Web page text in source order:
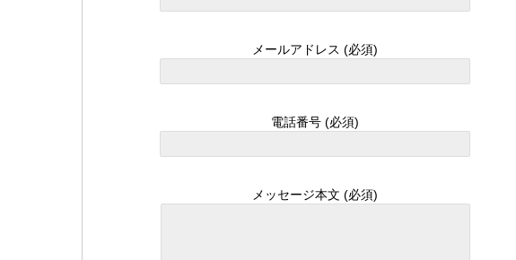
メールアドレス (必須)
電話番号 (必須)
メッセージ本文 (必須)